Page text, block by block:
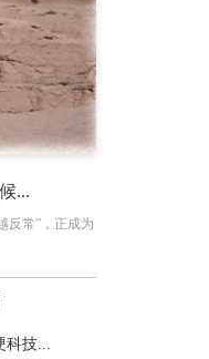
...
反常”，正成为
科技...